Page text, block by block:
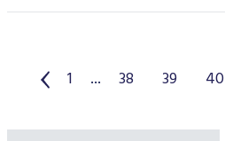
1 ... 38 39 40